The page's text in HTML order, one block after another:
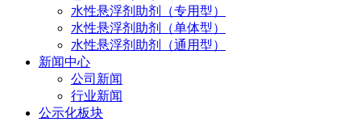
水性悬浮剂助剂（专用型）
水性悬浮剂助剂（单体型）
水性悬浮剂助剂（通用型）
新闻中心
公司新闻
行业新闻
公示化板块